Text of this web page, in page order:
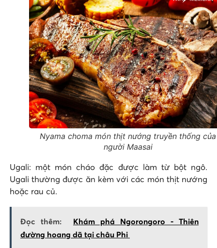
Nyama choma món thịt nướng truyền thống của
người Maasai
Ugali: một món cháo đặc được làm từ bột ngô.
Ugali thường được ăn kèm với các món thịt nướng
hoặc rau củ.
Đọc thêm:
Khám phá Ngorongoro - Thiên
đường hoang dã tại châu Phi